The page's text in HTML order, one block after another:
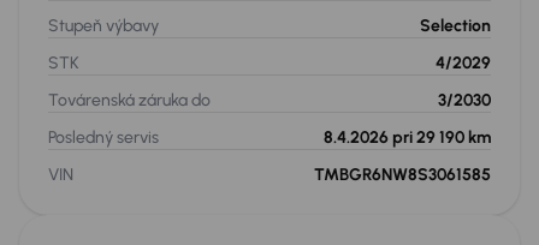
Stupeň výbavy
Selection
STK
4/2029
Továrenská záruka do
3/2030
Posledný servis
8.4.2026 pri 29 190 km
VIN
TMBGR6NW8S3061585